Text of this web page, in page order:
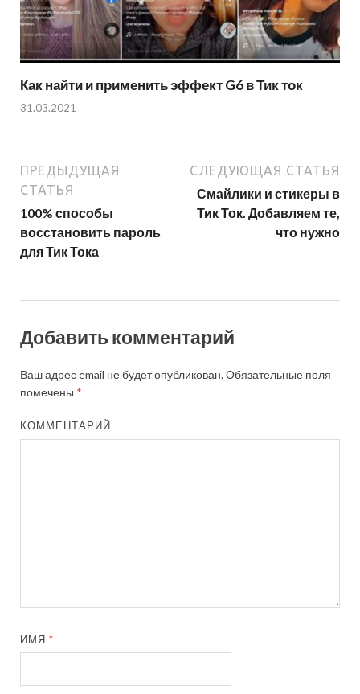
Как найти и применить эффект G6 в Тик ток
31.03.2021
ПРЕДЫДУЩАЯ
СТАТЬЯ
100% способы
восстановить пароль
для Тик Тока
СЛЕДУЮЩАЯ СТАТЬЯ
Смайлики и стикеры в
Тик Ток. Добавляем те,
что нужно
Добавить комментарий
Ваш адрес email не будет опубликован.Обязательные поля
помечены *
КОММЕНТАРИЙ
ИМЯ*